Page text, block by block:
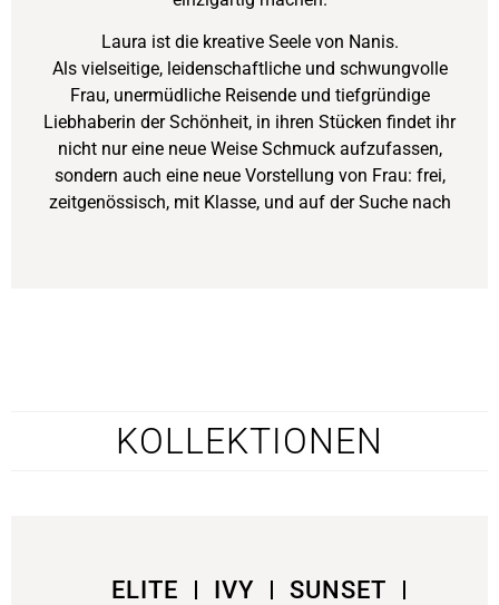
Laura ist die kreative Seele von Nanis.
Als vielseitige, leidenschaftliche und schwungvolle
Frau, unermüdliche Reisende und tiefgründige
Liebhaberin der Schönheit, in ihren Stücken findet ihr
nicht nur eine neue Weise Schmuck aufzufassen,
sondern auch eine neue Vorstellung von Frau: frei,
zeitgenössisch, mit Klasse, und auf der Suche nach
KOLLEKTIONEN
ELITE IVY
SUNSET